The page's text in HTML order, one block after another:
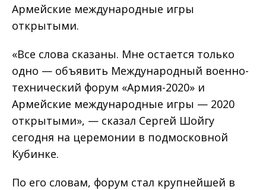
Армейские международные игры
открытыми.
«Все слова сказаны. Мне остается только
одно — объявить Международный военно-
технический форум «Армия-2020» и
Армейские международные игры — 2020
открытыми», — сказал Сергей Шойгу
сегодня на церемонии в подмосковной
Кубинке.
По его словам, форум стал крупнейшей в